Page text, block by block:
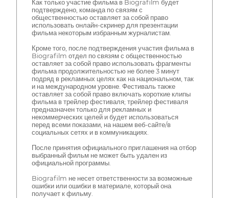
Как только участие фильма в Biografilm будет
подтверждено, команда по связям с
общественностью оставляет за собой право
использовать онлайн-скринер для презентации
фильма некоторым избранным журналистам.
Кроме того, после подтверждения участия фильма в
Biografilm отдел по связям с общественностью
оставляет за собой право использовать фрагменты
фильма продолжительностью не более 3 минут
подряд в рекламных целях как на национальном, так
и на международном уровне. Фестиваль также
оставляет за собой право включать короткие клипы
фильма в трейлер фестиваля; трейлер фестиваля
предназначен только для рекламных и
некоммерческих целей и будет использоваться
перед всеми показами, на нашем веб-сайте/в
социальных сетях и в коммуникациях.
После принятия официального приглашения на отбор
выбранный фильм не может быть удален из
официальной программы.
Biografilm не несет ответственности за возможные
ошибки или ошибки в материале, который она
получает к фильму.